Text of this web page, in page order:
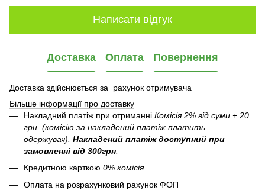
Написати відгук
Доставка Оплата Повернення
Доставка здійснюється за рахунок отримувача
Більше інформації про доставку
Накладний платіж при отриманні Комісія 2% від суми + 20
грн. (комісію за накладений платіж платить
одержувач). Накладений платіж доступний при
замовленні від 300грн
Кредитною карткою 0% комісія
Оплата на розрахунковий рахунок ФОП